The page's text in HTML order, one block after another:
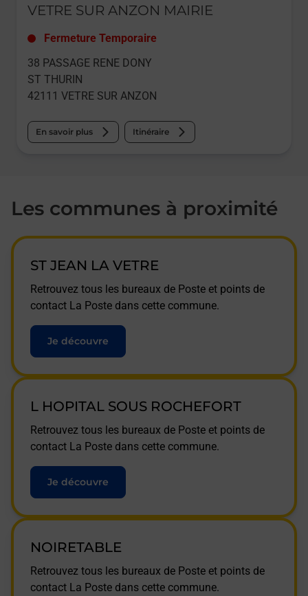
VETRE SUR ANZON MAIRIE
Fermeture Temporaire
38 PASSAGE RENE DONY
ST THURIN
42111 VETRE SUR ANZON
En savoir plus Itinéraire
Les communes à proximité
ST JEAN LA VETRE
Retrouvez tous les bureaux de Poste et points de
contact La Poste dans cette commune.
Je découvre
L HOPITAL SOUS ROCHEFORT
Retrouvez tous les bureaux de Poste et points de
contact La Poste dans cette commune.
Je découvre
NOIRETABLE
Retrouvez tous les bureaux de Poste et points de
contact La Poste dans cette commune.